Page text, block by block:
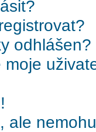
odhlášen?
ale